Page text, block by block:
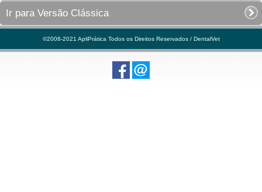
Ir para Versão Clássica
©2008-2021 ApliPrática Todos os Direitos Reservados / DentalVet